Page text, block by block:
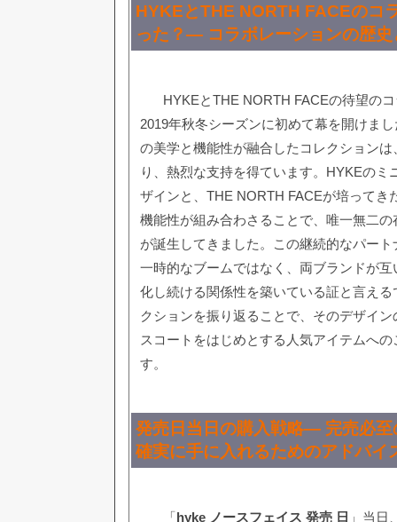
HYKEとTHE NORTH FACEのコ
った？— コラボレーションの歴史
HYKEとTHE NORTH FACEの待望の
2019年秋冬シーズンに初めて幕を開けま
の美学と機能性が融合したコレクション
り、熱烈な支持を得ています。HYKEのミ
ザインと、THE NORTH FACEが培ってき
機能性が組み合わさることで、唯一無二
が誕生してきました。この継続的なパー
一時的なブームではなく、両ブランドが
化し続ける関係性を築いている証と言え
クションを振り返ることで、そのデザイ
スコートをはじめとする人気アイテムへ
す。
発売日当日の購入戦略— 完売必至
確実に手に入れるためのアドバイ
「hyke ノースフェイス 発売 日 」当日